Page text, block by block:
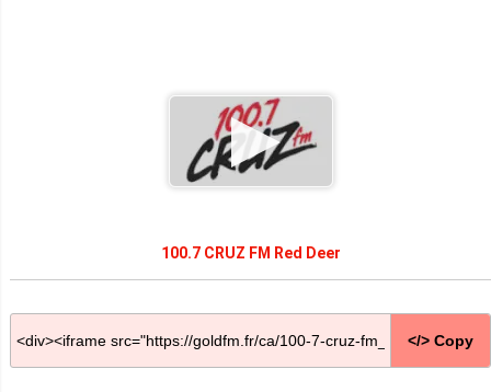
100.7 CRUZ FM Red Deer
</> Copy